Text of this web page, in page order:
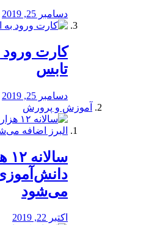
دسامبر 25, 2019
کارت ورود
تابس
دسامبر 25, 2019
آموزش و پرورش
می‌شود
اکتبر 22, 2019